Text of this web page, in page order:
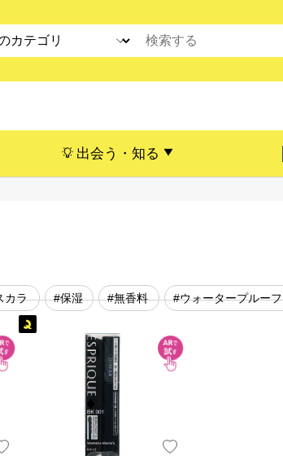
出会う・知る
カラ #保湿 #無香料 #ウォータープルーフ